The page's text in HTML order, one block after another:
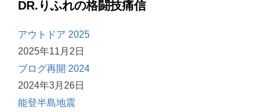
DR.りふれの格闘技痛信
アウトドア 2025
2025年11月2日
ブログ再開 2024
2024年3月26日
能登半島地震